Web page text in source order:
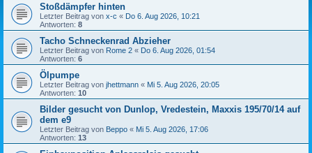
Stoßdämpfer hinten
Letzter Beitrag von x-c « Do 6. Aug 2026, 10:21
Antworten: 8
Tacho Schneckenrad Abzieher
Letzter Beitrag von Rome 2 « Do 6. Aug 2026, 01:54
Antworten: 6
Ölpumpe
Letzter Beitrag von jhettmann « Mi 5. Aug 2026, 20:05
Antworten: 10
Bilder gesucht von Dunlop, Vredestein, Maxxis 195/70/14 auf
dem e9
Letzter Beitrag von Beppo « Mi 5. Aug 2026, 17:06
Antworten: 13